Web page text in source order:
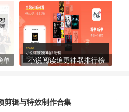
单 小说阅读追更神器排行榜
剪辑与特效制作合集